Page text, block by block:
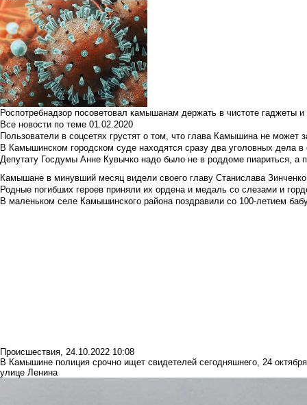
Роспотребнадзор посоветовал камышанам держать в чистоте гаджеты
Все новости по теме 01.02.2020
Пользователи в соцсетях грустят о том, что глава Камышина не может
В Камышинском городском суде находятся сразу два уголовных дела
Депутату Госдумы Анне Кувычко надо было не в роддоме пиариться, а
Камышане в минувший месяц видели своего главу Станислава Зинченко
Родные погибших героев приняли их ордена и медаль со слезами и
В маленьком селе Камышинского района поздравили со 100-летием
Происшествия, 24.10.2022 10:08
В Камышине полиция срочно ищет свидетелей сегодняшнего, 24
улице Ленина